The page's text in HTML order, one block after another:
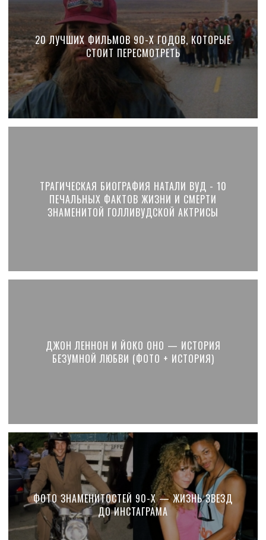
20 ЛУЧШИХ ФИЛЬМОВ 90-Х ГОДОВ, КОТОРЫЕ
СТОИТ ПЕРЕСМОТРЕТЬ
ТРАГИЧЕСКАЯ БИОГРАФИЯ НАТАЛИ ВУД - 10
ПЕЧАЛЬНЫХ ФАКТОВ ЖИЗНИ И СМЕРТИ
ЗНАМЕНИТОЙ ГОЛЛИВУДСКОЙ АКТРИСЫ
ДЖОН ЛЕННОН И ЙОКО ОНО — ИСТОРИЯ
БЕЗУМНОЙ ЛЮБВИ (ФОТО + ИСТОРИЯ)
ФОТО ЗНАМЕНИТОСТЕЙ 90-Х — ЖИЗНЬ ЗВЕЗД
ДО ИНСТАГРАМА